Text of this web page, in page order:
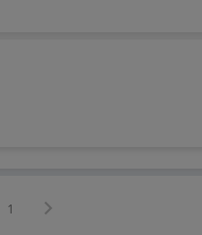
1 Następna strona